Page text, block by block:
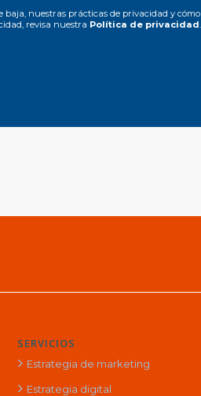
nuestras prácticas de privacidad y cómo
revisa nuestra Política de privacidad
SERVICIOS
Estrategia de marketing
Estrategia digital